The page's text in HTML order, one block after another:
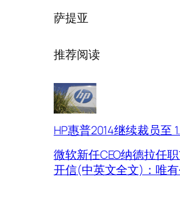
萨提亚
推荐阅读
HP惠普2014继续裁员至
微软新任CEO纳德拉任
开信(中英文全文)：唯